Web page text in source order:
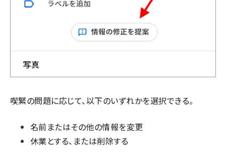
喫緊の問題に応じて、以下のいずれかを選択できる。
名前またはその他の情報を変更
休業とする、または削除する